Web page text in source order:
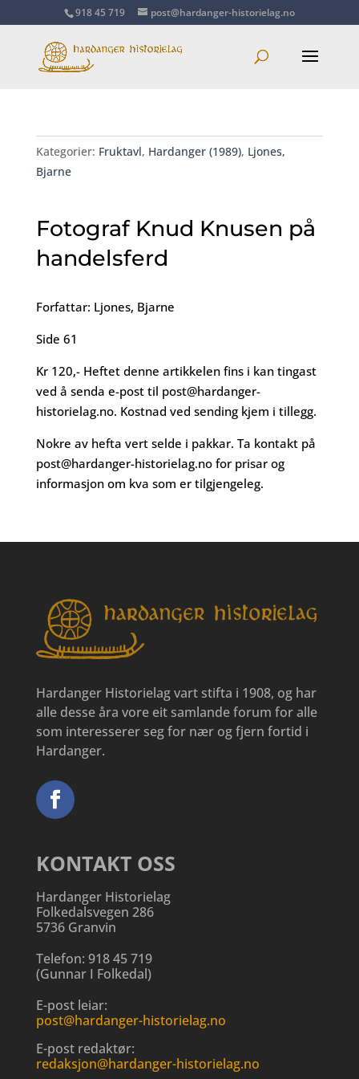
918 45 719 post@hardanger-historielag.no
Kategorier: Fruktavl, Hardanger (1989), Ljones,
Bjarne
Fotograf Knud Knusen på
handelsferd
Forfattar: Ljones, Bjarne
Side 61
Kr 120,- Heftet denne artikkelen fins i kan tingast
ved å senda e-post til post@hardanger-
historielag.no. Kostnad ved sending kjem i tillegg.
Nokre av hefta vert selde i pakkar. Ta kontakt på
post@hardanger-historielag.nofor prisar og
informasjon om kva som er tilgjengeleg.
Hardanger Historielag vart stifta i 1908, og har
alle desse åra vore eit samlande forum for alle
som interesserer seg for nær og fjern fortid i
Hardanger.
KONTAKT OSS
Hardanger Historielag
Folkedalsvegen 286
5736 Granvin
Telefon: 918 45 719
(Gunnar I Folkedal)
E-post leiar:
post@hardanger-historielag.no
E-post redaktør:
redaksjon@hardanger-historielag.no